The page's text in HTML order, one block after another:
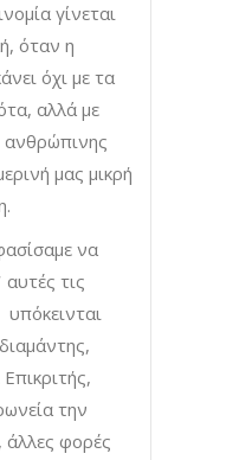
γίνεται
όταν η
όχι με τα
αλλά με
ανθρώπινης
μας μικρή
να
τις
υπόκεινται
την
άλλες φορές